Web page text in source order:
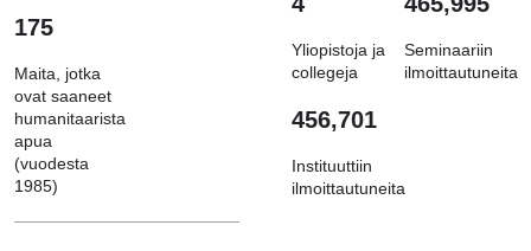
175
Maita, jotka
ovat saaneet
humanitaarista
apua
(vuodesta
1985)
Yliopistoja ja
collegeja
Seminaariin
ilmoittautuneita
456,701
Instituuttiin
ilmoittautuneita